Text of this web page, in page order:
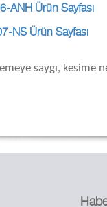
ANH Ürün Sayfası
NS Ürün Sayfası
saygı, kesime